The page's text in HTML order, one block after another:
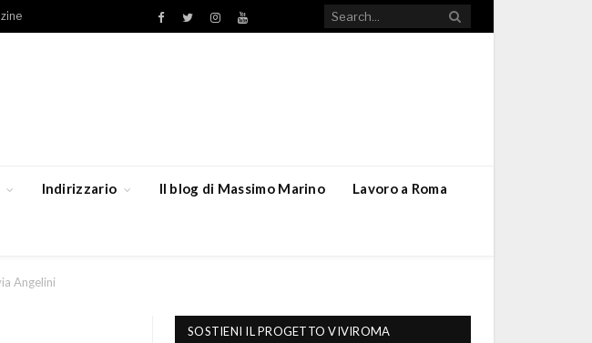
Facebook
TwitterInstagramYouTube
Indirizzario Il blog di Massimo Marino Lavoro a Roma
Angelini
SOSTIENI IL PROGETTO VIVIROMA